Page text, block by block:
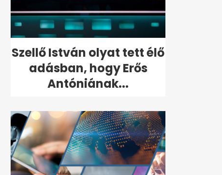
Szellő István olyat tett élő
adásban, hogy Erős
Antóniának...